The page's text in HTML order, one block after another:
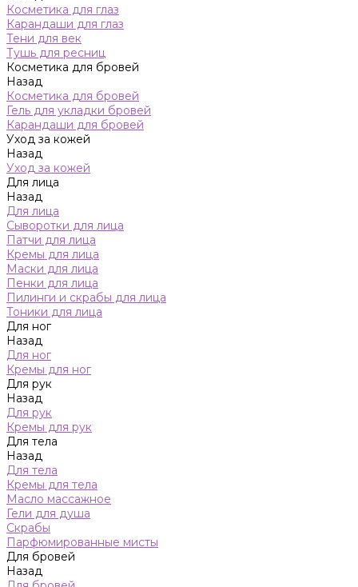
Косметика для глаз
Карандаши для глаз
Тени для век
Тушь для ресниц
Косметика для бровей
Назад
Косметика для бровей
Гель для укладки бровей
Карандаши для бровей
Уход за кожей
Назад
Уход за кожей
Для лица
Назад
Для лица
Сыворотки для лица
Патчи для лица
Кремы для лица
Маски для лица
Пенки для лица
Пилинги и скрабы для лица
Тоники для лица
Для ног
Назад
Для ног
Кремы для ног
Для рук
Назад
Для рук
Кремы для рук
Для тела
Назад
Для тела
Кремы для тела
Масло массажное
Гели для душа
Скрабы
Парфюмированные мисты
Для бровей
Назад